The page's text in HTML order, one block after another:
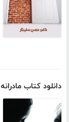
دانلود کتاب مادرانه